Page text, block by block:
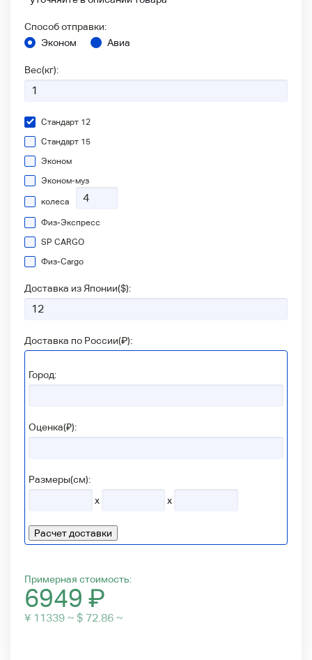
Способ отправки:
Эконом
Авиа
Вес(кг):
Стандарт 12
Стандарт 15
Эконом
Эконом-муз
колеса
Физ-Экспресс
SP CARGO
Физ-Сargo
Доставка из Японии($):
Доставка по России(₽):
Город:
Оценка(₽):
Размеры(см):
x
x
Расчет доставки
Примерная стоимость:
6949 ₽
¥ 11339 ~ $ 72.86 ~